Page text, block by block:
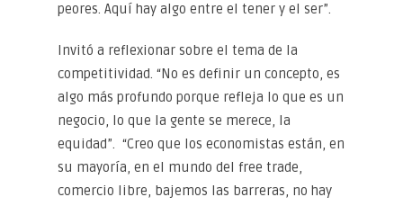
peores. Aquí hay algo entre el tener y el ser”.
Invitó a reflexionar sobre el tema de la
competitividad. “No es definir un concepto, es
algo más profundo porque refleja lo que es un
negocio, lo que la gente se merece, la
equidad”. “Creo que los economistas están, en
su mayoría, en el mundo del free trade,
comercio libre, bajemos las barreras, no hay